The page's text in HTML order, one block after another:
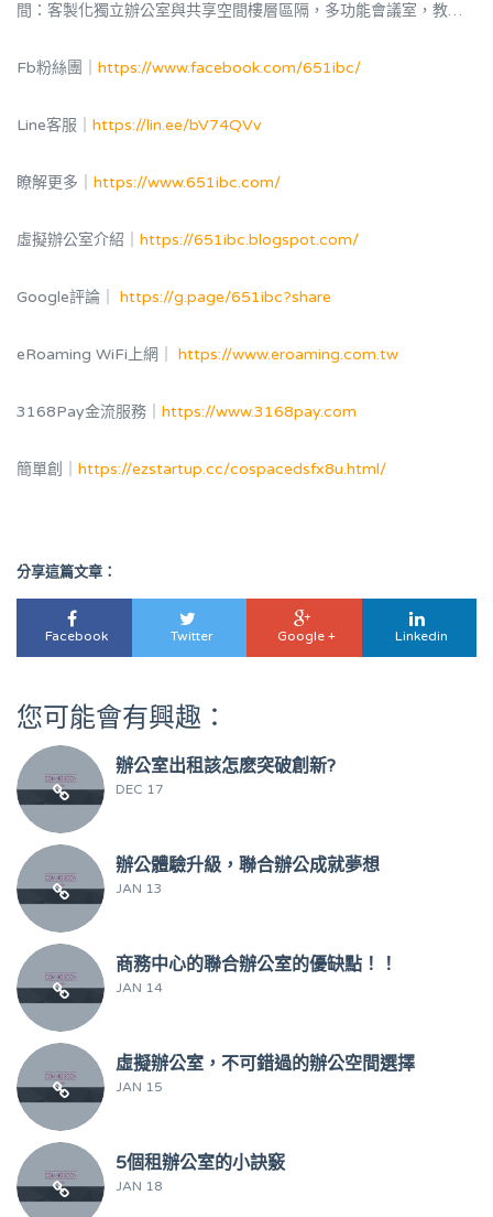
間：客製化獨立辦公室與共享空間樓層區隔，多功能會議室，教育
Fb粉絲團｜ https://www.facebook.com/651ibc/
Line客服｜ https://lin.ee/bV74QVv
瞭解更多｜ https://www.651ibc.com/
虛擬辦公室介紹｜ https://651ibc.blogspot.com/
Google評論｜ https://g.page/651ibc?share
eRoaming WiFi上網｜ https://www.eroaming.com.tw
3168Pay金流服務｜ https://www.3168pay.com
簡單創｜ https://ezstartup.cc/cospacedsfx8u.html/
分享這篇文章：
Facebook Twitter Google + Linkedin
您可能會有興趣：
辦公室出租該怎麽突破創新?
DEC 17
辦公體驗升級，聯合辦公成就夢想
JAN 13
商務中心的聯合辦公室的優缺點！！
JAN 14
虛擬辦公室，不可錯過的辦公空間選擇
JAN 15
5個租辦公室的小訣竅
JAN 18